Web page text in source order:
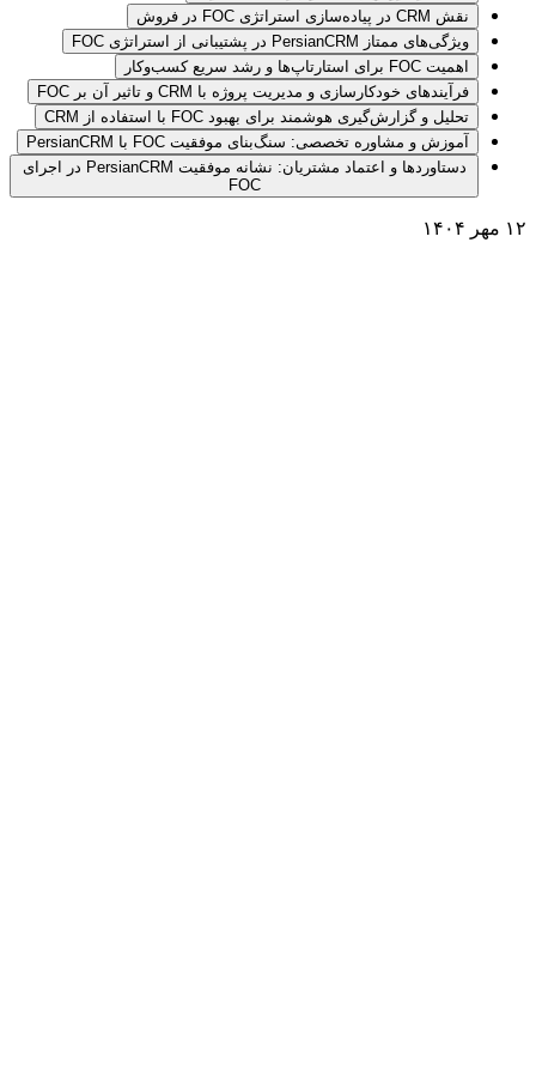
نقش CRM در پیاده‌سازی استراتژی FOC در فروش
ویژگی‌های ممتاز PersianCRM در پشتیبانی از استراتژی FOC
اهمیت FOC برای استارتاپ‌ها و رشد سریع کسب‌وکار
فرآیندهای خودکارسازی و مدیریت پروژه با CRM و تاثیر آن بر FOC
تحلیل و گزارش‌گیری هوشمند برای بهبود FOC با استفاده از CRM
آموزش و مشاوره تخصصی: سنگ‌بنای موفقیت FOC با PersianCRM
دستاوردها و اعتماد مشتریان: نشانه موفقیت PersianCRM در اجرای
FOC
۱۲ مهر ۱۴۰۴